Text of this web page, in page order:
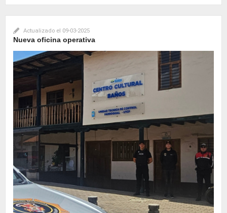
Actualizado el 09-03-2025
Nueva oficina operativa